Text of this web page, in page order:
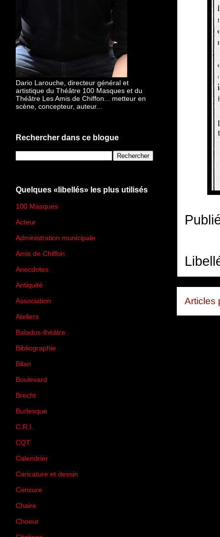
Articles
Dario Larouche, directeur général et
artistique du Théâtre 100 Masques et du
Théâtre Les Amis de Chiffon... metteur en
scène, concepteur, auteur...
Rechercher dans ce blogue
Quelques «libellés» les plus utilisés
100 Masques
Acteur
Administration municipale
Amis de Chiffon
Anecdotes
Antiquité
Association
Ateliers
Balados-théâtre
Bibliographie
Bilan
Boulevard
Brecht
Burlesque
C.R.I.
CQT
Calendrier
Caricature et dessin
Censure
Chaire
Choeur